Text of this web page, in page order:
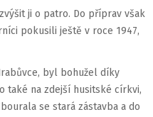
ji o patro. Do příprav však
pokusili ještě v roce 1947,
byl bohužel díky
také na zdejší husitské církvi,
se stará zástavba a do